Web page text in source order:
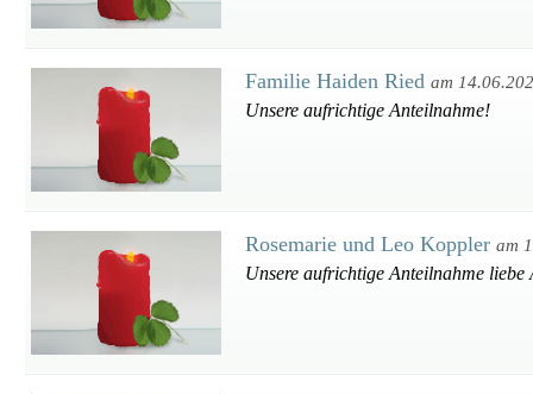
Familie Haiden Ried am
Unsere aufrichtige Anteilnahme!
Rosemarie und Leo Koppler am
Unsere aufrichtige Anteilnahme liebe